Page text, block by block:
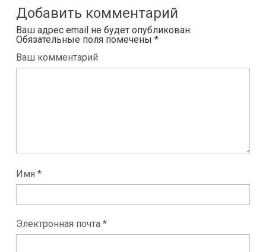
Добавить комментарий
Ваш адрес email не будет опубликован.
Обязательные поля помечены *
Ваш комментарий
Имя *
Электронная почта *